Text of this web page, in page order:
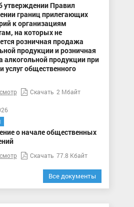
Правил
границ прилегающих
к организациям
на которых не
розничная продажа
продукции и розничная
алкогольной продукции при
услуг общественного
Скачать 2 Мбайт
о начале общественных
Скачать 77.8 Кбайт
Все документы